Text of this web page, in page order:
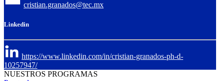
cristian.granados@tec.mx
Linkedin
https://www.linkedin.com/in/cristian-granados-ph-d-
10257947/
NUESTROS PROGRAMAS